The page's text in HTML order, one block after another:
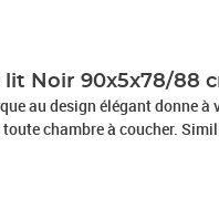
lit Noir 90x5x78/88
au design élégant donne à
chambre à coucher.
matériau très durable. Il est
du cuir véritable. Des